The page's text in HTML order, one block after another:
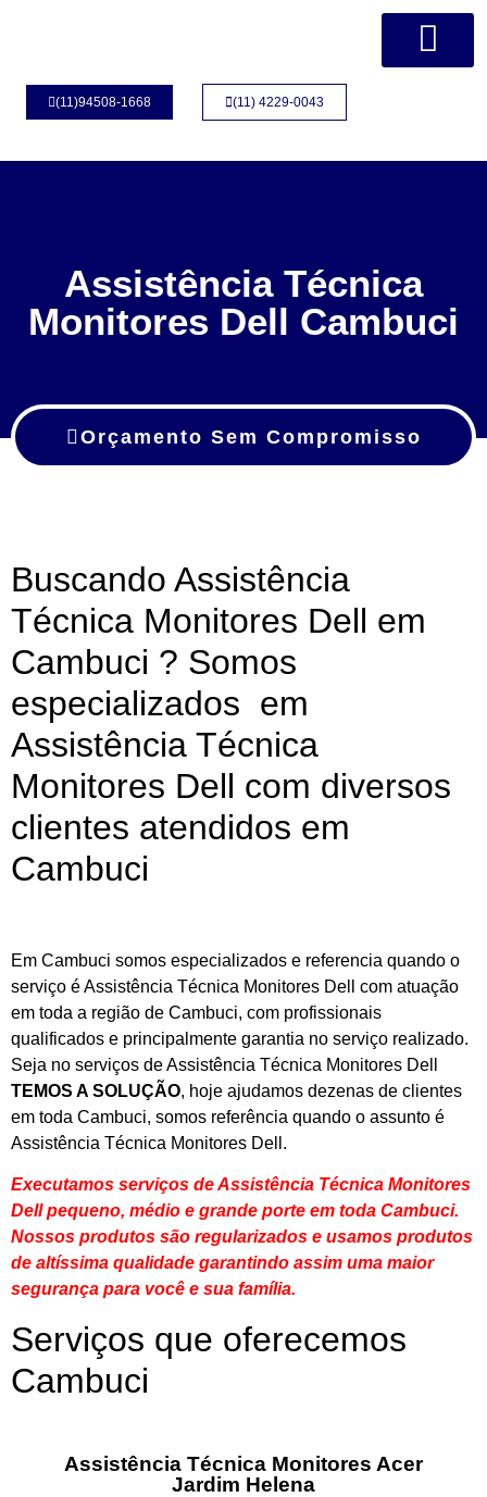
(11)94508-1668 (11) 4229-0043
Assistência Técnica
Monitores Dell Cambuci
Orçamento Sem Compromisso
Buscando Assistência
Técnica Monitores Dell em
Cambuci ? Somos
especializados em
Assistência Técnica
Monitores Dell com diversos
clientes atendidos em
Cambuci
Em Cambuci somos especializados e referencia quando o
serviço é Assistência Técnica Monitores Dell com atuação
em toda a região de Cambuci, com profissionais
qualificados e principalmente garantia no serviço realizado.
Seja no serviços de Assistência Técnica Monitores Dell
TEMOS A SOLUÇÃO, hoje ajudamos dezenas de clientes
em toda Cambuci, somos referência quando o assunto é
Assistência Técnica Monitores Dell.
Executamos serviços de Assistência Técnica Monitores
Dell pequeno, médio e grande porte em toda Cambuci.
Nossos produtos são regularizados e usamos produtos
de altíssima qualidade garantindo assim uma maior
segurança para você e sua família.
Serviços que oferecemos
Cambuci
Assistência Técnica Monitores Acer
Jardim Helena